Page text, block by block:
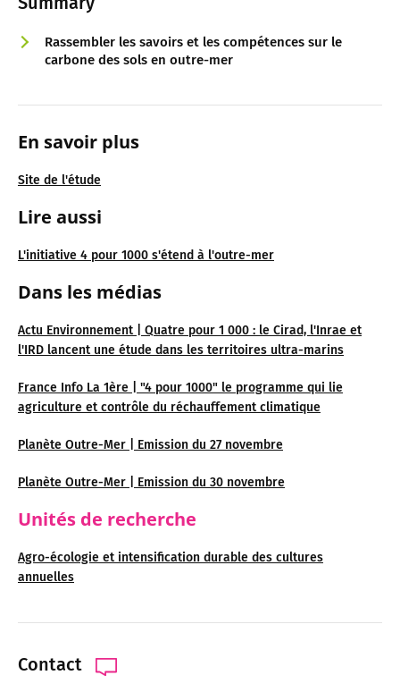
Rassembler les savoirs et les compétences sur le
carbone des sols en outre-mer
En savoir plus
Site de l'étude
Lire aussi
L'initiative 4 pour 1000 s'étend à l'outre-mer
Dans les médias
Actu Environnement | Quatre pour 1 000 : le Cirad, l'Inrae et
l'IRD lancent une étude dans les territoires ultra-marins
France Info La 1ère | "4 pour 1000" le programme qui lie
agriculture et contrôle du réchauffement climatique
Planète Outre-Mer | Emission du 27 novembre
Planète Outre-Mer | Emission du 30 novembre
Unités de recherche
Agro-écologie et intensification durable des cultures
annuelles
Contact